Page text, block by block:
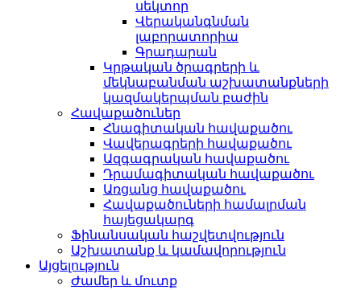
սեկտոր
Վերականգնման
լաբորատորիա
Գրադարան
Կրթական ծրագրերի և
մեկնաբանման աշխատանքների
կազմակերպման բաժին
Հավաքածուներ
Հնագիտական հավաքածու
Վավերագրերի հավաքածու
Ազգագրական հավաքածու
Դրամագիտական հավաքածու
Առցանց հավաքածու
Հավաքածուների համալրման
հայեցակարգ
Ֆինանսական հաշվետվություն
Աշխատանք և կամավորություն
Այցելություն
Ժամեր և մուտք